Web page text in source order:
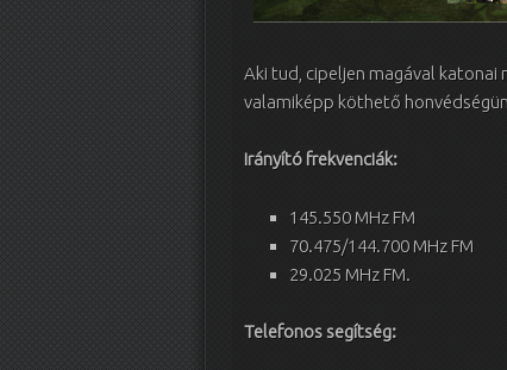
Aki tud, cipeljen magával katonai
valamiképp köthető
Irányító frekvenciák:
145.550 MHz FM
70.475/144.700 MHz FM
29.025 MHz FM.
Telefonos segítség: